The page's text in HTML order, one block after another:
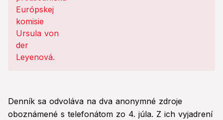
Denník sa odvoláva na dva anonymné zdroje
oboznámené s telefonátom zo 4. júla. Z ich vyjadrení